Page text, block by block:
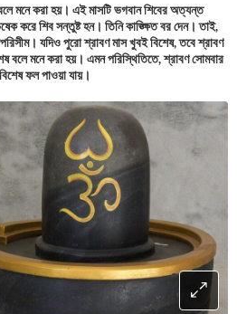
মনে করা হয়। এই মাসটি ভগবান শিবের অত্যন্ত
করে শিব সন্তুষ্ট হন। তিনি কাঙ্ক্ষিত বর দেন। তাই,
যদিও পুরো শ্রাবণ মাস খুবই বিশেষ, তবে শ্রাবণ
বলে মনে করা হয়। এমন পরিস্থিতিতে, শ্রাবণ সোমবার
ফল পাওয়া যায়।